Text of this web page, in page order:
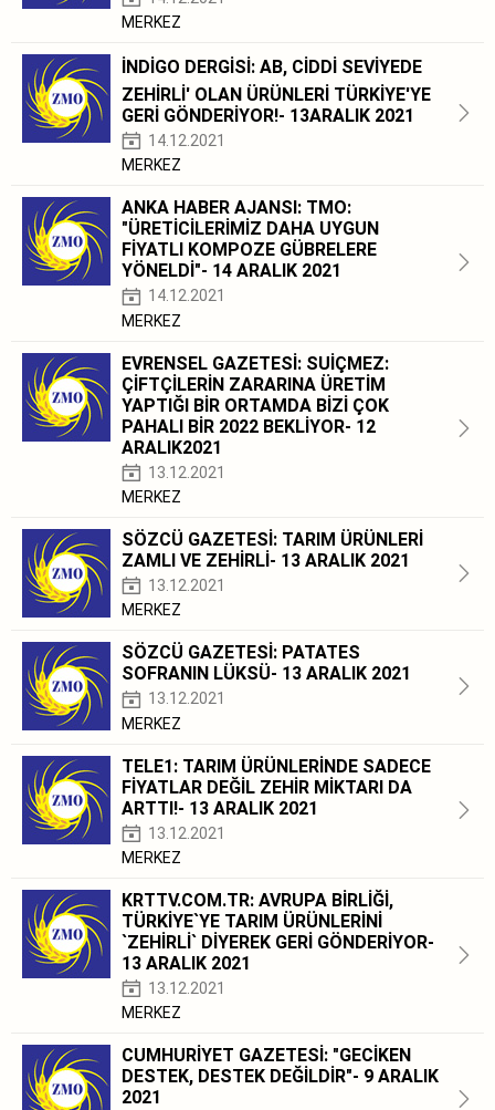
MERKEZ
İNDİGO DERGİSİ: AB, CİDDİ SEVİYEDE
ZEHİRLİ' OLAN ÜRÜNLERİ TÜRKİYE'YE
GERİ GÖNDERİYOR!- 13ARALIK 2021
14.12.2021
MERKEZ
ANKA HABER AJANSI: TMO:
"ÜRETİCİLERİMİZ DAHA UYGUN
FİYATLI KOMPOZE GÜBRELERE
YÖNELDİ"- 14 ARALIK 2021
14.12.2021
MERKEZ
EVRENSEL GAZETESİ: SUİÇMEZ:
ÇİFTÇİLERİN ZARARINA ÜRETİM
YAPTIĞI BİR ORTAMDA BİZİ ÇOK
PAHALI BİR 2022 BEKLİYOR- 12
ARALIK2021
13.12.2021
MERKEZ
SÖZCÜ GAZETESİ: TARIM ÜRÜNLERİ
ZAMLI VE ZEHİRLİ- 13 ARALIK 2021
13.12.2021
MERKEZ
SÖZCÜ GAZETESİ: PATATES
SOFRANIN LÜKSÜ- 13 ARALIK 2021
13.12.2021
MERKEZ
TELE1: TARIM ÜRÜNLERİNDE SADECE
FİYATLAR DEĞİL ZEHİR MİKTARI DA
ARTTI!- 13 ARALIK 2021
13.12.2021
MERKEZ
KRTTV.COM.TR: AVRUPA BİRLİĞİ,
TÜRKİYE`YE TARIM ÜRÜNLERİNİ
`ZEHİRLİ` DİYEREK GERİ GÖNDERİYOR-
13 ARALIK 2021
13.12.2021
MERKEZ
CUMHURİYET GAZETESİ: "GECİKEN
DESTEK, DESTEK DEĞİLDİR"- 9 ARALIK
2021